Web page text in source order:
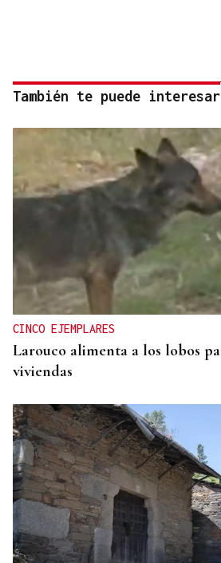
También te puede interesar
CINCO EJEMPLARES
Larouco alimenta a los lobos
viviendas